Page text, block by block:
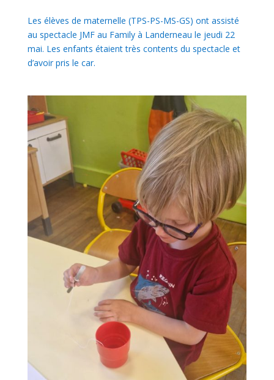
Les élèves de maternelle (TPS-PS-MS-GS) ont assisté
au spectacle JMF au Family à Landerneau le jeudi 22
mai. Les enfants étaient très contents du spectacle et
d’avoir pris le car.